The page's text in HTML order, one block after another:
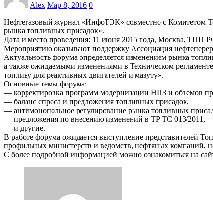
Alex Мар 8, 2016 0
Нефтегазовый журнал «ИнфоТЭК» совместно с Комитетом
рынка топливных присадок».
Дата и место проведения: 11 июня 2015 года, Москва, ТПП
Мероприятию оказывают поддержку Ассоциация
Актуальность форума определяется изменением рынка
а также ожидаемыми изменениями в Техническом
топливу для реактивных двигателей и мазуту».
Основные темы форума:
— корректировка программ модернизации НПЗ и объемов
— баланс спроса и предложения топливных присадок,
— антимонопольное регулирование рынка топливных
— предложения по внесению изменений в ТР ТС 013/2011,
— и другие.
В работе форума ожидается выступление представителей
профильных министерств и ведомств, нефтяных компаний,
С более подробной информацией можно ознакомиться на